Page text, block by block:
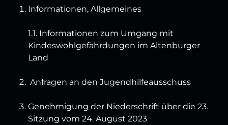
Informationen, Allgemeines
1.1. Informationen zum Umgang mit
Kindeswohlgefährdungen im Altenburger
Land
Anfragen an den Jugendhilfeausschuss
Genehmigung der Niederschrift über die 23.
Sitzung vom 24. August 2023